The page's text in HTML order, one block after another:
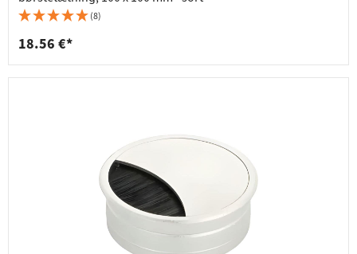
(8)
18.56 €*